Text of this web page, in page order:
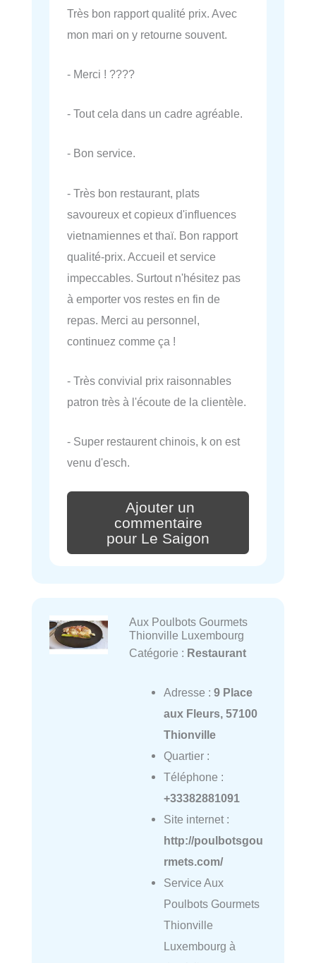
Très bon rapport qualité prix. Avec
mon mari on y retourne souvent.
- Merci ! ????
- Tout cela dans un cadre agréable.
- Bon service.
- Très bon restaurant, plats
savoureux et copieux d'influences
vietnamiennes et thaï. Bon rapport
qualité-prix. Accueil et service
impeccables. Surtout n'hésitez pas
à emporter vos restes en fin de
repas. Merci au personnel,
continuez comme ça !
- Très convivial prix raisonnables
patron très à l'écoute de la clientèle.
- Super restaurent chinois, k on est
venu d'esch.
Ajouter un
commentaire
pour Le Saigon
Aux Poulbots Gourmets
Thionville Luxembourg
Catégorie : Restaurant
Adresse : 9 Place
aux Fleurs, 57100
Thionville
Quartier :
Téléphone :
+33382881091
Site internet :
http://poulbotsgou
rmets.com/
Service Aux
Poulbots Gourmets
Thionville
Luxembourg à